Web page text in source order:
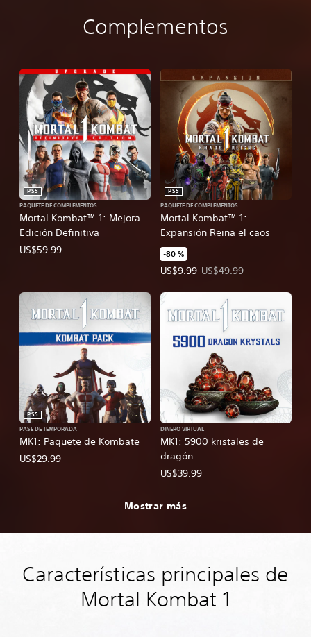
Complementos
Mortal Kombat™ 1: Mejora
Edición Definitiva
PS5
PAQUETE DE COMPLEMENTOS
US$59.99
Mortal Kombat™ 1:
Expansión Reina el caos
PS5
PAQUETE DE COMPLEMENTOS
-80 %
US$9.99
Precio de la oferta: US$9.99.
US$49.99
MK1: Paquete de Kombate
PS5
PASE DE TEMPORADA
US$29.99
MK1: 5900 kristales de
dragón
DINERO VIRTUAL
US$39.99
Mostrar más
Características principales de
Mortal Kombat 1